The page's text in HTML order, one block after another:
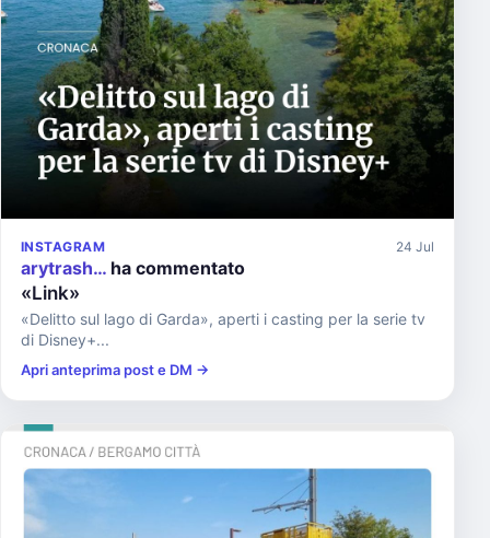
INSTAGRAM 24 Jul
arytrash… ha commentato
«Link»
«Delitto sul lago di Garda», aperti i casting per la serie tv
di Disney+...
Apri anteprima post e DM →